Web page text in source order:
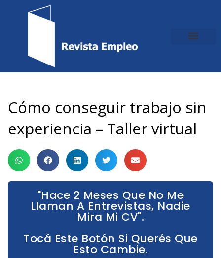
Cómo conseguir trabajo sin
experiencia – Taller virtual
"Hace 2 Meses Que No Me
Llaman A Entrevistas, Nadie
Mira Mi CV".
Tocá Este Botón Si Querés Que
Esto Cambie.